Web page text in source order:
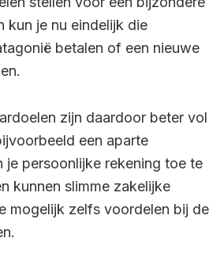
kun je nu eindelijk die
betalen of een nieuwe
zijn daardoor beter vol
een aparte
je persoonlijke rekening toe te
kunnen slimme zakelijke
mogelijk zelfs voordelen bij de